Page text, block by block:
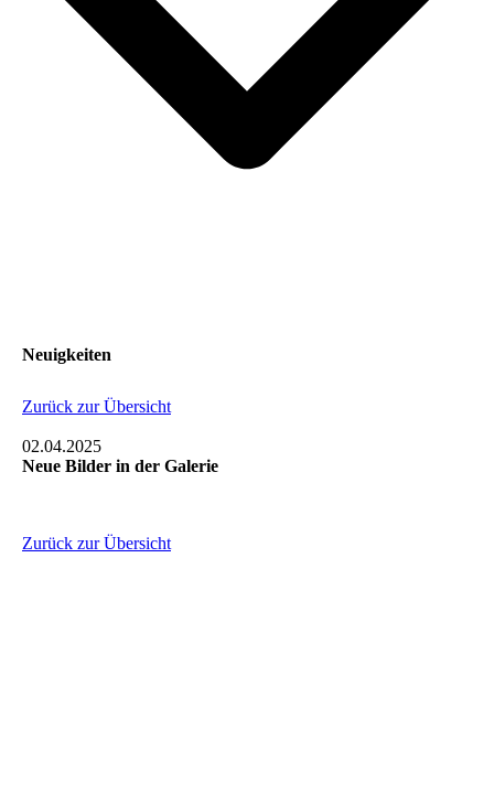
Neuigkeiten
Zurück zur Übersicht
02.04.2025
Neue Bilder in der Galerie
Zurück zur Übersicht